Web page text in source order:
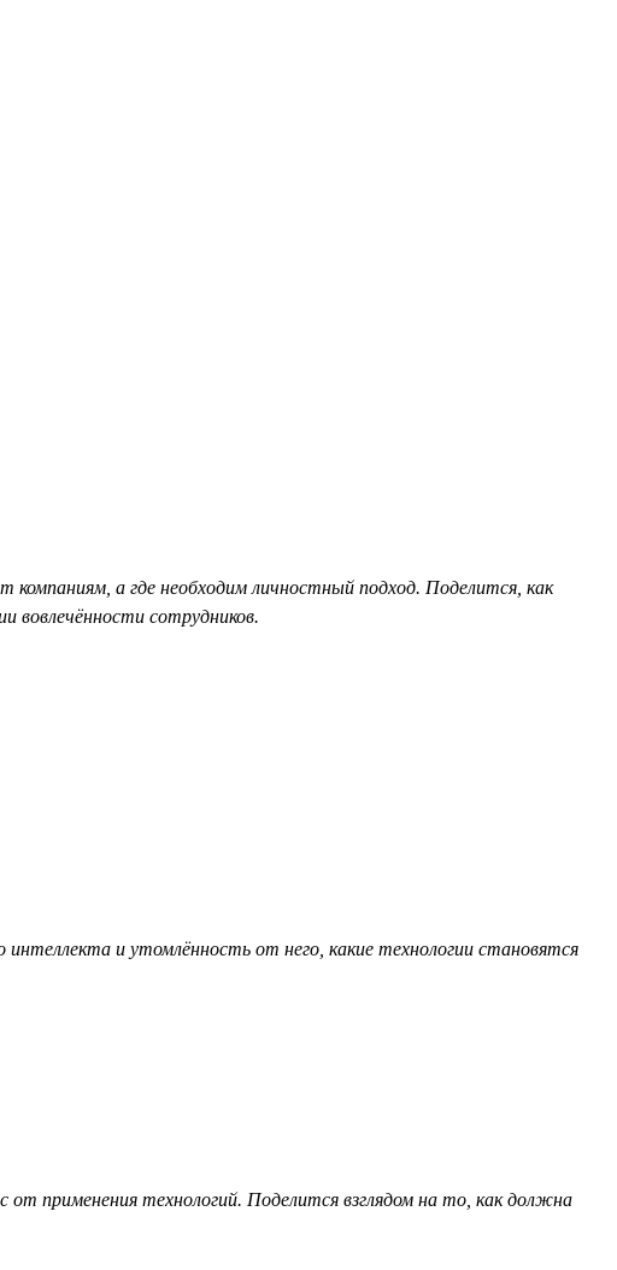
а где необходим личностный подход. Поделится, как
вовлечённости сотрудников.
интеллекта и утомлённость от него, какие технологии становятся
применения технологий. Поделится взглядом на то, как должна